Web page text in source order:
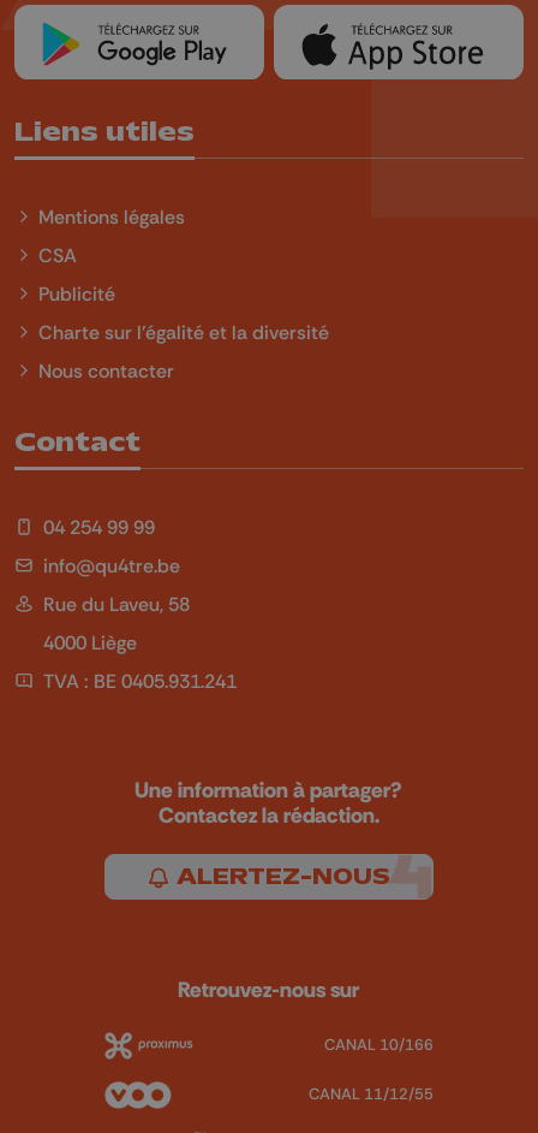
Liens utiles
Mentions légales
CSA
Publicité
Charte sur l'égalité et la diversité
Nous contacter
Contact
04 254 99 99
info@qu4tre.be
Rue du Laveu, 58
4000 Liège
TVA : BE 0405.931.241
Une information à partager?
Contactez la rédaction.
ALERTEZ-NOUS
Retrouvez-nous sur
CANAL 10/166
CANAL 11/12/55